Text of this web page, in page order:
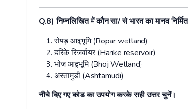
Q.8)निम्नलिखितमेंकौनसा/सेभारतकामानवनिर्मित
रोपड़आद्र्भूमि(Ropar wetland)
हरिकेरिजर्वायर(Harike reservoir)
भोजआद्र्भूमि(Bhoj Wetland)
अस्तामुडी (Ashtamudi)
नीचेदिएगएकोडकाउपयोगकरकेसहीउत्तरचुनें।